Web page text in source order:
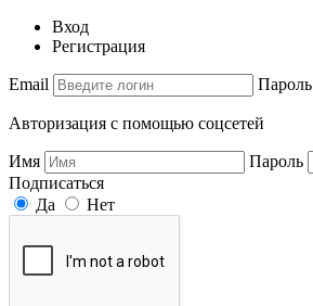
Вход
Регистрация
Email Пароль
Авторизация с помощью соцсетей
Имя Пароль
Подписаться
Да
Нет